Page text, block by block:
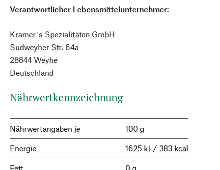
Verantwortlicher Lebensmittelunternehmer:
Kramer´s Spezialitäten GmbH
Sudweyher Str. 64a
28844 Weyhe
Deutschland
Nährwertkennzeichnung
Nährwertangaben je 100 g
Energie 1625 kJ / 383 kcal
Fett 0 g